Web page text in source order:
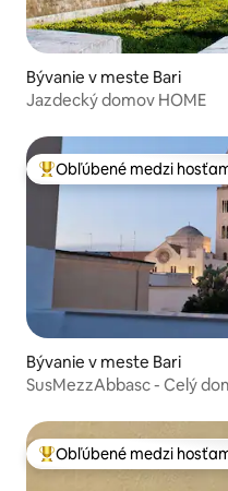
Bývanie v meste Bari
Jazdecký domov HOME
Najobľúbenejšie medzi
Obľúbené medzi
Bývanie v meste Bari
SusMezzAbbasc - Celý
Najobľúbenejšie medzi
Obľúbené medzi